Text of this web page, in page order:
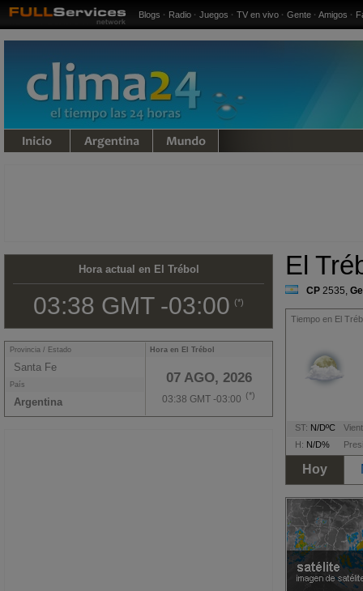
Blogs · Radio · Juegos · TV en vivo · Gente · Amigos ·
Hora actual en El Trébol
03:38 GMT -03:00 (*)
Hora en El Trébol
07 AGO, 2026
03:38 GMT -03:00 (*)
Provincia / Estado
Santa Fe
País
Argentina
El
CP 2535,
Tiempo en El
ST: N/DºC
H: N/D%
Hoy